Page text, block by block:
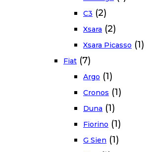
C3 (2)
Xsara (2)
Xsara Picasso (1)
Fiat (7)
Argo (1)
Cronos (1)
Duna (1)
Fiorino (1)
G Sien (1)